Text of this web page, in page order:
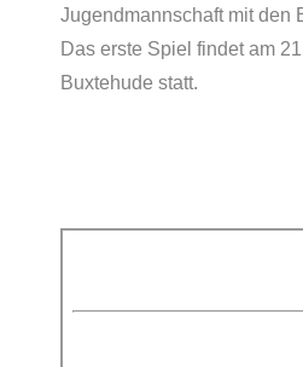
Jugendmannschaft mit den
Das erste Spiel findet am
Buxtehude statt.